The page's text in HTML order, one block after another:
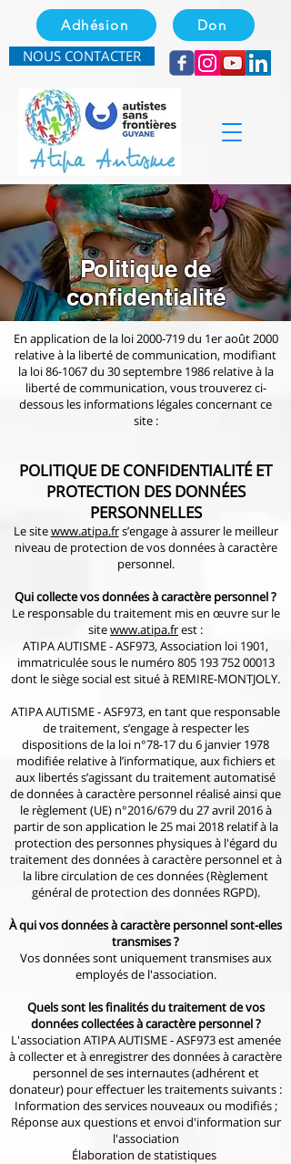
Adhésion Don
NOUS CONTACTER
Politique de
confidentialité
En application de la loi2000-719du 1er août 2000
relative à la liberté de communication, modifiant
la loi 86-1067 du 30 septembre 1986 relative à la
liberté de communication, vous trouverez ci-
dessous les informations légales concernant ce
site :
POLITIQUE DE CONFIDENTIALITÉ ET
PROTECTION DES DONNÉES
PERSONNELLES
Le sitewww.atipa.frs’engage à assurer le meilleur
niveau de protection de vos données à caractère
personnel.
Qui collecte vos données à caractère personnel ?
Le responsable du traitement mis en œuvre sur le
sitewww.atipa.frest :
ATIPA AUTISME - ASF973, Association loi 1901,
immatriculée sous le numéro 805 193 752 00013
dont le siège social est situé à REMIRE-MONTJOLY.
ATIPA AUTISME - ASF973, en tant que responsable
de traitement, s’engage à respecter les
dispositions de la loi n°78-17 du 6 janvier 1978
modifiée relative à l’informatique, aux fichiers et
aux libertés s’agissant du traitement automatisé
de données à caractère personnel réalisé ainsi que
le règlement (UE) n°2016/679 du 27 avril 2016 à
partir de son application le 25 mai 2018 relatif à la
protection des personnes physiques à l'égard du
traitement des données à caractère personnel et à
la libre circulation de ces données (Règlement
général de protection des données RGPD).
À qui vos données à caractère personnel sont-elles
transmises ?
Vos données sont uniquement transmises aux
employés de l'association.
Quels sont les finalités du traitement de vos
données collectées à caractère personnel ?
L'association ATIPA AUTISME - ASF973 est amenée
à collecter et à enregistrer des données à caractère
personnel de ses internautes (adhérent et
donateur) pour effectuer les traitements suivants :
Information des services nouveaux ou modifiés ;
Réponse aux questions et envoi d'information sur
l'association
Élaboration de statistiques